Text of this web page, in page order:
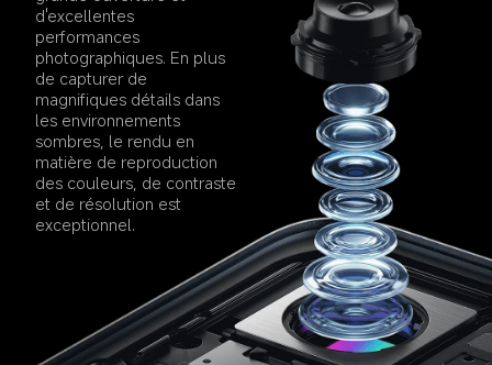
d'excellentes
performances
photographiques. En plus
de capturer de
magnifiques détails dans
les environnements
sombres, le rendu en
matière de reproduction
des couleurs, de contraste
et de résolution est
exceptionnel.